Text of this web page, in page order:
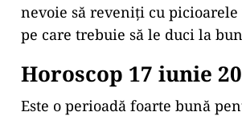
nevoie să reveniți cu
pe care trebuie să le duci la
Horoscop 17 iunie
Este o perioadă foarte bună